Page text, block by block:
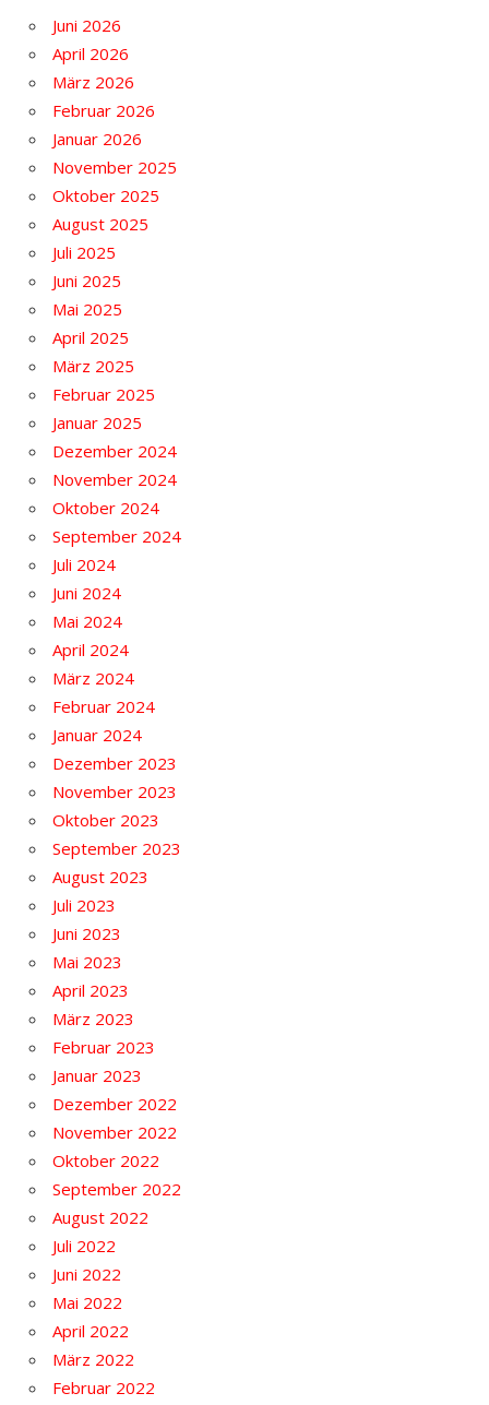
Juni 2026
April 2026
März 2026
Februar 2026
Januar 2026
November 2025
Oktober 2025
August 2025
Juli 2025
Juni 2025
Mai 2025
April 2025
März 2025
Februar 2025
Januar 2025
Dezember 2024
November 2024
Oktober 2024
September 2024
Juli 2024
Juni 2024
Mai 2024
April 2024
März 2024
Februar 2024
Januar 2024
Dezember 2023
November 2023
Oktober 2023
September 2023
August 2023
Juli 2023
Juni 2023
Mai 2023
April 2023
März 2023
Februar 2023
Januar 2023
Dezember 2022
November 2022
Oktober 2022
September 2022
August 2022
Juli 2022
Juni 2022
Mai 2022
April 2022
März 2022
Februar 2022